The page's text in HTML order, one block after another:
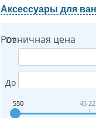
Аксессуары для
Розничная цена
От
До
550 45